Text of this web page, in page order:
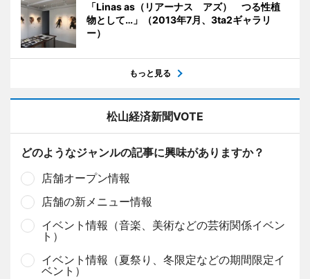
「Linas as（リアーナス アズ） つる性植
物として…」（2013年7月、3ta2ギャラリ
ー）
もっと見る
松山経済新聞VOTE
どのようなジャンルの記事に興味がありますか？
店舗オープン情報
店舗の新メニュー情報
イベント情報（音楽、美術などの芸術関係イベン
ト）
イベント情報（夏祭り、冬限定などの期間限定イ
ベント）